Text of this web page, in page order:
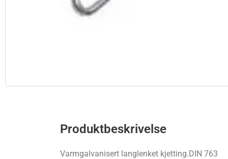
Produktbeskrivelse
Varmgalvanisert langlenket kjetting.DIN 763